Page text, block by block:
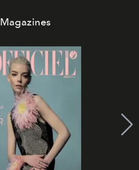
Magazines